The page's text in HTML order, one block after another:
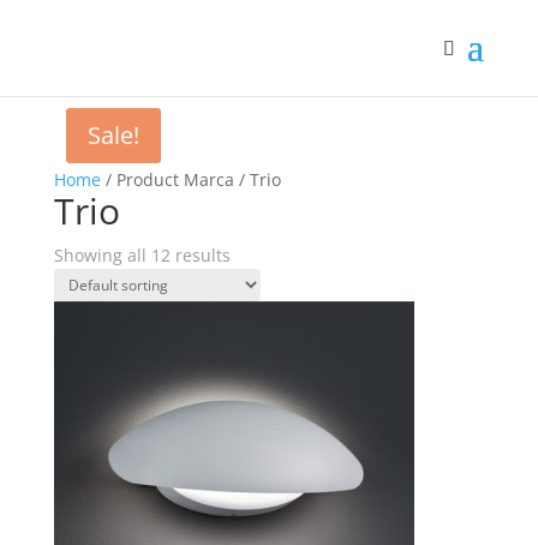
Home/ Product Marca / Trio
Trio
Showing all 12 results
Sale!